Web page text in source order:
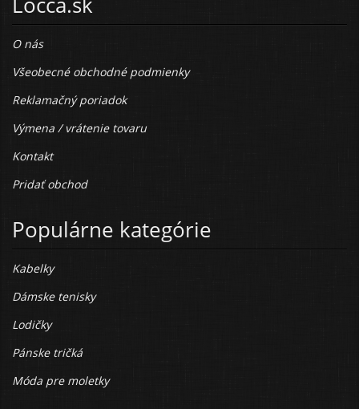
O nás
Všeobecné obchodné podmienky
Reklamačný poriadok
Výmena / vrátenie tovaru
Kontakt
Pridať obchod
Populárne kategórie
Kabelky
Dámske tenisky
Lodičky
Pánske tričká
Móda pre moletky